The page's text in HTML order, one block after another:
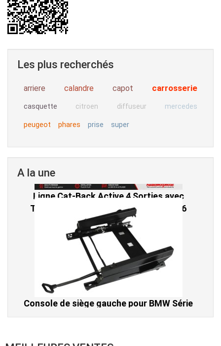
Les plus recherchés
arriere calandre capot carrosserie
casquette citroen diffuseur mercedes
peugeot phares prise super
A la une
Console de siège gauche pour BMW Série
3 E46 (hors Cabriolet et CSL) et BMW X3
E83 (2004-2010)